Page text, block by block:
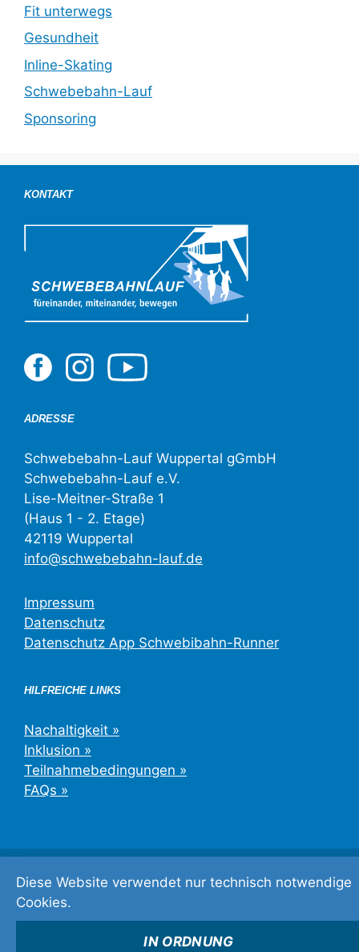
Fit unterwegs
Gesundheit
Inline-Skating
Schwebebahn-Lauf
Sponsoring
KONTAKT
ADRESSE
Schwebebahn-Lauf Wuppertal gGmbH
Schwebebahn-Lauf e.V.
Lise-Meitner-Straße 1
(Haus 1 - 2. Etage)
42119 Wuppertal
info@schwebebahn-lauf.de
Impressum
Datenschutz
Datenschutz App Schwebibahn-Runner
HILFREICHE LINKS
Nachaltigkeit »
Inklusion »
Teilnahmebedingungen »
FAQs »
Diese Website verwendet nur technisch notwendige
Cookies.
IN ORDNUNG